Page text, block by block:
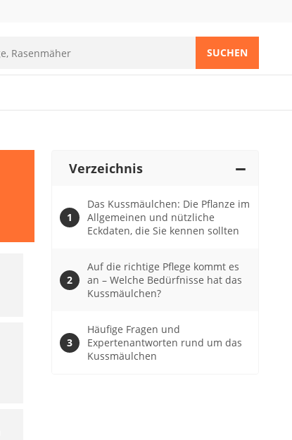
SUCHEN
Verzeichnis
Das Kussmäulchen: Die Pflanze im
Allgemeinen und nützliche
Eckdaten, die Sie kennen sollten
Auf die richtige Pflege kommt es
an – Welche Bedürfnisse hat das
Kussmäulchen?
Häufige Fragen und
Expertenantworten rund um das
Kussmäulchen